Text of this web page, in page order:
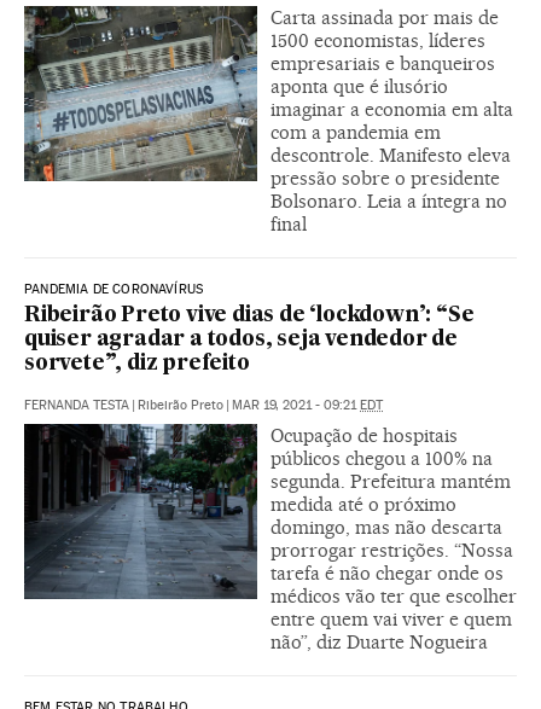
Carta assinada por mais de
1500 economistas, líderes
empresariais e banqueiros
aponta que é ilusório
imaginar a economia em alta
com a pandemia em
descontrole. Manifesto eleva
pressão sobre o presidente
Bolsonaro. Leia a íntegra no
final
PANDEMIA DE CORONAVÍRUS
Ribeirão Preto vive dias de ‘lockdown’: “Se
quiser agradar a todos, seja vendedor de
sorvete”, diz prefeito
FERNANDA TESTA | Ribeirão Preto | MAR 19, 2021 - 09:21EDT
Ocupação de hospitais
públicos chegou a 100% na
segunda. Prefeitura mantém
medida até o próximo
domingo, mas não descarta
prorrogar restrições. “Nossa
tarefa é não chegar onde os
médicos vão ter que escolher
entre quem vai viver e quem
não”, diz Duarte Nogueira